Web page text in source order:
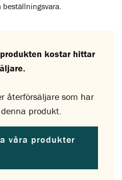
kostar hittar
återförsäljare som har
produkt.
våra produkter